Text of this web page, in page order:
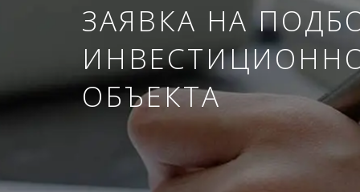
ЗАЯВКА НА
ОБЪЕКТА